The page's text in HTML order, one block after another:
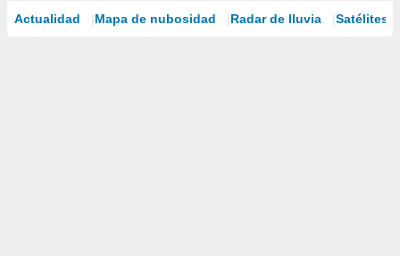
Actualidad Mapa de nubosidad Radar de lluvia Satélites